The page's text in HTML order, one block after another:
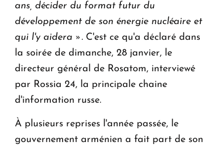
ans, décider du format futur du
développement de son énergie nucléaire et
qui l'y aidera ». C'est ce qu'a déclaré dans
la soirée de dimanche, 28 janvier, le
directeur général de Rosatom, interviewé
par Rossia 24, la principale chaine
d'information russe.
À plusieurs reprises l'année passée, le
gouvernement arménien a fait part de son